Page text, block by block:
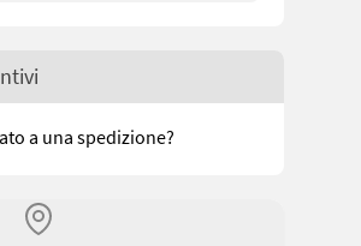
a una spedizione?